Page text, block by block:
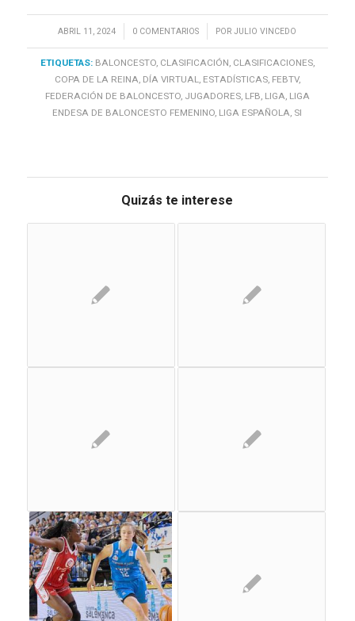
ABRIL 11, 2024
/ 0 COMENTARIOS
/ PORJULIO VINCEDO
ETIQUETAS: BALONCESTO, CLASIFICACIÓN, CLASIFICACIONES,
COPA DE LA REINA, DÍA VIRTUAL, ESTADÍSTICAS, FEBTV,
FEDERACIÓN DE BALONCESTO, JUGADORES, LFB, LIGA, LIGA
ENDESA DE BALONCESTO FEMENINO, LIGA ESPAÑOLA, SI
Quizás te interese